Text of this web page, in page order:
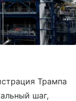
Трампа
шаг,